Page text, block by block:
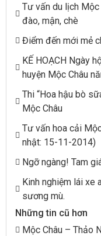
Tư vấn du lịch Mộc
đào, mận, chè
Điểm đến mới mẻ
KẾ HOẠCH Ngày
huyện Mộc Châu
Thi “Hoa hậu bò
Mộc Châu
Tư vấn hoa cải
nhật: 15-11-2014)
Ngỡ ngàng! Tam
Kinh nghiệm lái xe
sương mù.
Những tin cũ hơn
Mộc Châu – Thảo